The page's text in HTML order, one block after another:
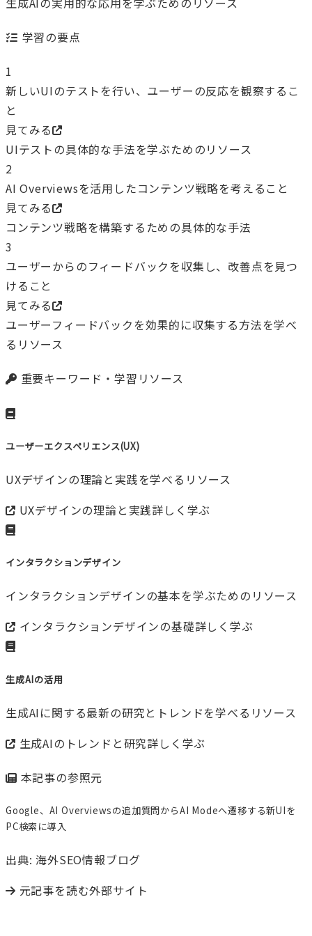
学習の要点
1
新しいUIのテストを行い、ユーザーの反応を観察するこ
と
見てみる
UIテストの具体的な手法を学ぶためのリソース
2
AI Overviewsを活用したコンテンツ戦略を考えること
見てみる
コンテンツ戦略を構築するための具体的な手法
3
ユーザーからのフィードバックを収集し、改善点を見つ
けること
見てみる
ユーザーフィードバックを効果的に収集する方法を学べ
るリソース
重要キーワード・学習リソース
ユーザーエクスペリエンス(UX)
UXデザインの理論と実践を学べるリソース
UXデザインの理論と実践詳しく学ぶ
インタラクションデザイン
インタラクションデザインの基本を学ぶためのリソース
インタラクションデザインの基礎詳しく学ぶ
生成AIの活用
生成AIに関する最新の研究とトレンドを学べるリソース
生成AIのトレンドと研究詳しく学ぶ
本記事の参照元
Google、AI Overviewsの追加質問からAI Modeへ遷移する新UIを
PC検索に導入
出典: 海外SEO情報ブログ
元記事を読む外部サイト